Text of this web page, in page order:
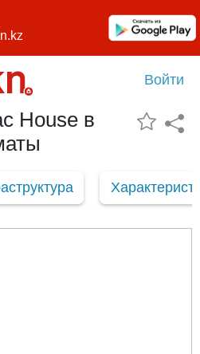
Войти
House в